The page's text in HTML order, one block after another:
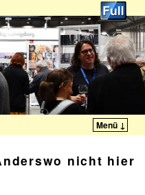
Menü ↓
nicht hier